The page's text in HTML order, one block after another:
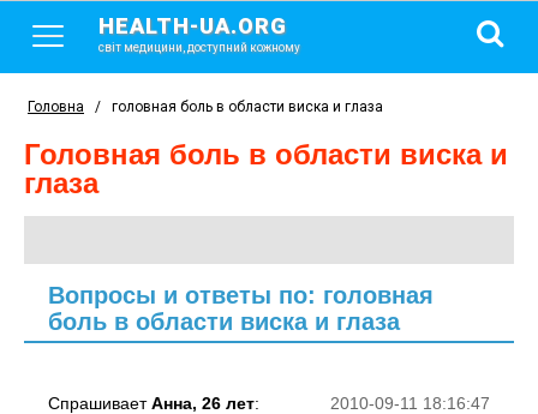
HEALTH-UA.ORG
світ медицини, доступний кожному
Головна / головная боль в области виска и глаза
головная боль в области виска и
глаза
Вопросы и ответы по: головная
боль в области виска и глаза
2010-09-11 18:16:47
СпрашиваетАнна, 26 лет: